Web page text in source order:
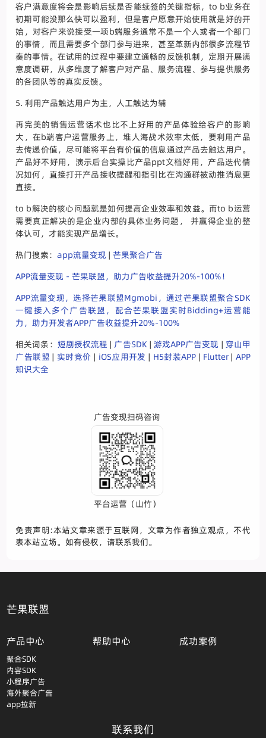
客户满意度将会是影响后续是否能续签的关键指标，to b业务在
初期可能没那么快可以盈利，但是客户愿意开始使用就是好的开
始，对客户来说接受一项b端服务通常不是一个人或者一个部门
的事情，而且需要多个部门参与进来，甚至革新内部很多流程节
奏的事情。在试用的过程中要建立通畅的反馈机制，定期开展满
意度调研，从多维度了解客户对产品、服务流程、参与提供服务
的各团队等的真实反馈。
5. 利用产品触达用户为主，人工触达为辅
再完美的销售运营话术也比不上好用的产品体验给客户的影响
大，在b端客户运营服务上，堆人海战术效率太低，要利用产品
去传递价值，尽可能将平台有价值的信息通过产品去触达用户。
产品好不好用，演示后台实操比产品ppt文档好用，产品迭代情
况如何，直接打开产品接收提醒和指引比在沟通群被动推消息更
直接。
to b解决的核心问题就是如何提高企业效率和效益。而to b运营
需要真正解决的是企业内部的具体业务问题， 并赢得企业的整
体认可，才能实现产品增长。
热门搜索：app流量变现 |芒果聚合广告
APP流量变现 - 芒果联盟，助力广告收益提升20%-100%！
APP流量变现，选择芒果联盟Mgmobi，通过芒果联盟聚合SDK
一键接入多个广告联盟，配合芒果联盟实时Bidding+运营能
力，助力开发者APP广告收益提升20%-100%
相关词条： 短剧授权流程 |广告SDK | 游戏APP广告变现 | 穿山甲
广告联盟 | 实时竞价 | iOS应用开发 | H5封装APP | Flutter | APP
知识大全
广告变现扫码咨询
平台运营（山竹）
免责声明:本站文章来源于互联网，文章为作者独立观点，不代
表本站立场。如有侵权，请联系我们。
芒果联盟
产品中心
聚合SDK
内容SDK
小程序广告
海外聚合广告
app拉新
帮助中心 成功案例
联系我们